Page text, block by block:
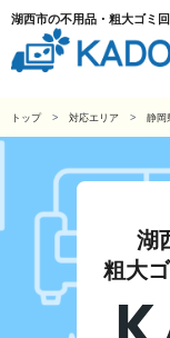
湖西市の不用品・粗大ゴミ
トップ 対応エリア 静岡
湖
粗大